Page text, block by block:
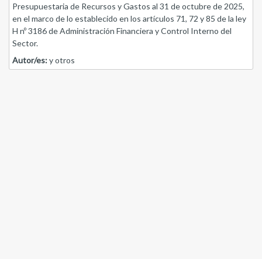
Presupuestaria de Recursos y Gastos al 31 de octubre de 2025,
en el marco de lo establecido en los artículos 71, 72 y 85 de la ley
H nº 3186 de Administración Financiera y Control Interno del
Sector.
Autor/es:y otros